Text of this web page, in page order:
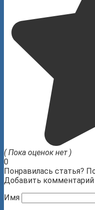
( Пока оценок нет )
0
Понравилась статья?
Добавить комментарий
Имя